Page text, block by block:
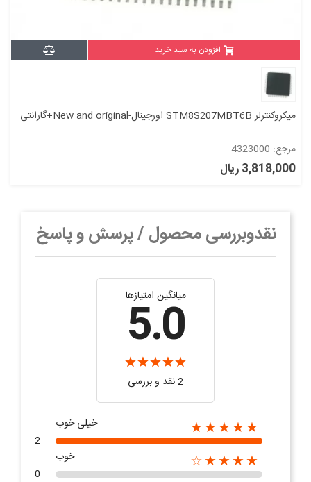
افزودن به سبد خرید
میکروکنترلر STM8S207MBT6B اورجینال-New and original+گارانتی
مرجع: 4323000
3,818,000 ریال
نقدوبررسی محصول / پرسش و پاسخ
میانگین امتیازها
5.0
2 نقد و بررسی‌‌
★★★★★
خیلی خوب
2
★★★★☆
خوب
0